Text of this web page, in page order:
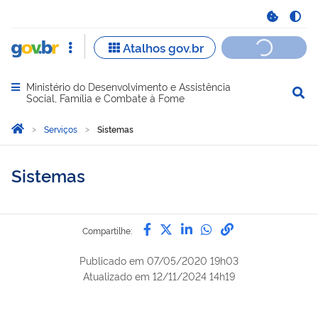
Abrir menu principal de navegação
Ministério do Desenvolvimento e Assistência
Social, Família e Combate à Fome
Você está aqui:
Página Inicial
Serviços Sistemas
Sistemas
Compartilhe: Compartilhe por Facebook
Compartilhe por Twitter
Compartilhe por
Compartilhe
link para
Publicado em 07/05/2020 19h03
Atualizado em 12/11/2024 14h19